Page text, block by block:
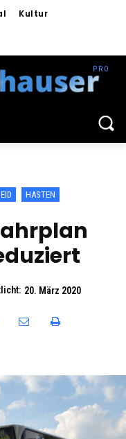
Kultur
HASTEN
20. März 2020